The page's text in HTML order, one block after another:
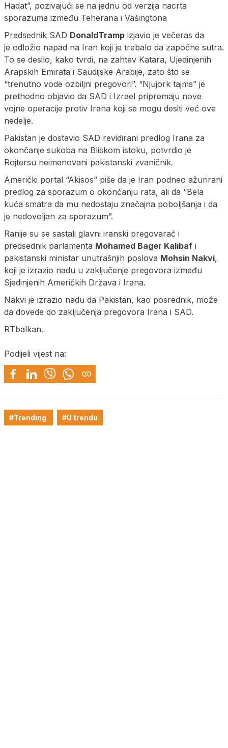
Hadat”, pozivajući se na jednu od verzija nacrta
sporazuma između Teherana i Vašingtona
Predsednik SAD DonaldTramp izjavio je večeras da
je odložio napad na Iran koji je trebalo da započne sutra.
To se desilo, kako tvrdi, na zahtev Katara, Ujedinjenih
Arapskih Emirata i Saudijske Arabije, zato što se
“trenutno vode ozbiljni pregovori”. “Njujork tajms” je
prethodno objavio da SAD i Izrael pripremaju nove
vojne operacije protiv Irana koji se mogu desiti već ove
nedelje.
Pakistan je dostavio SAD revidirani predlog Irana za
okončanje sukoba na Bliskom istoku, potvrdio je
Rojtersu neimenovani pakistanski zvaničnik.
Američki portal “Akisos” piše da je Iran podneo ažurirani
predlog za sporazum o okončanju rata, ali da “Bela
kuća smatra da mu nedostaju značajna poboljšanja i da
je nedovoljan za sporazum”.
Ranije su se sastali glavni iranski pregovarač i
predsednik parlamenta Mohamed Bager Kalibaf i
pakistanski ministar unutrašnjih poslova Mohsin Nakvi,
koji je izrazio nadu u zaključenje pregovora između
Sjedinjenih Američkih Država i Irana.
Nakvi je izrazio nadu da Pakistan, kao posrednik, može
da dovede do zaključenja pregovora Irana i SAD.
RTbalkan.
Podijeli vijest na:
#Trending #U trendu